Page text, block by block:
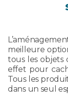
meilleure
tous les objets
effet pour
Tous les
dans un seul